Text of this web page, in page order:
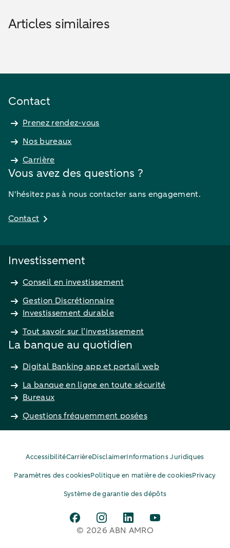
Articles similaires
Contact
Prenez rendez-vous
Nos bureaux
Carrière
Vous avez des questions ?
N'hésitez pas à nous contacter sans engagement.
Contact
Investissement
Conseil en investissement
Gestion Discrétionnaire
Investissement durable
Tout savoir sur l’investissement
La banque au quotidien
Digital Banking app et portail web
La banque en ligne en toute sécurité
Bureaux
Questions fréquemment posées
AccessibilitéCarrièreDisclaimerInformations Juridiques
Paramètres des cookiesPolitique en matière de cookiesPrivacy
Système de garantie des dépôts
© 2026 ABN AMRO